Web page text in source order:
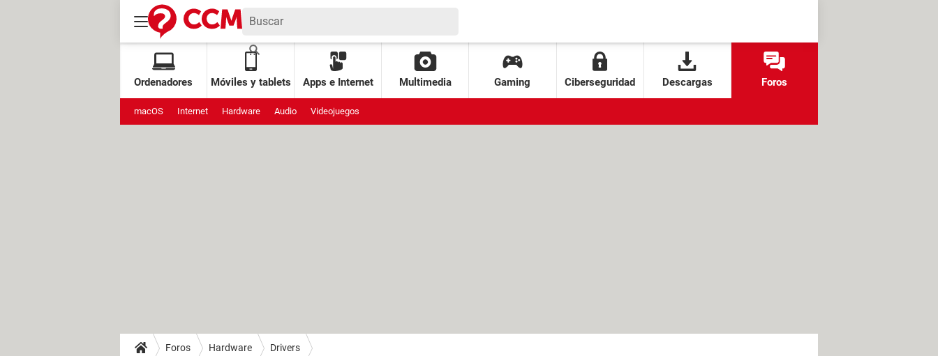
Ordenadores Móviles y tablets Apps e Internet Multimedia Gaming Ciberseguridad Descargas Foros
macOS Internet Hardware Audio Videojuegos
Foros Hardware Drivers